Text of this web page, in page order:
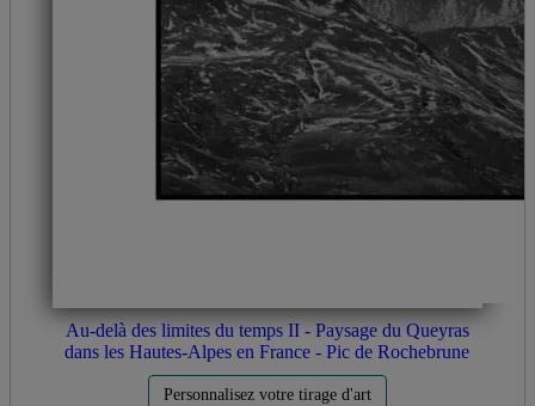
Au-delà des limites du temps II - Paysage du Queyras
dans les Hautes-Alpes en France - Pic de Rochebrune
Personnalisez votre tirage d'art